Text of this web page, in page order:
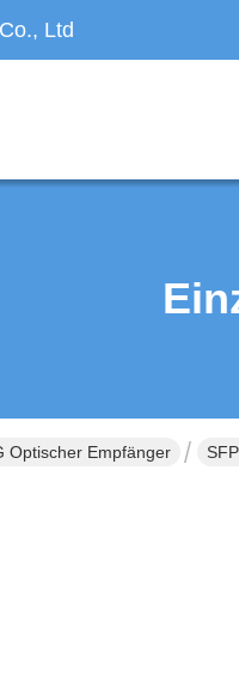
Ltd
Optischer Empfänger